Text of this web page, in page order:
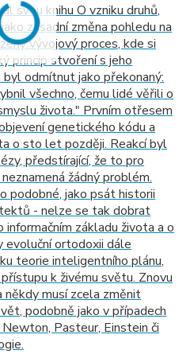
svou knihu O vzniku druhů,
zásadní změna pohledu na
vývojový proces, kde si
princip stvoření s jeho
odmítnut jako překonaný:
všechno, čemu lidé věřili o
života." Prvním otřesem
genetického kódu a
o sto let později. Reakcí byl
předstírající, že to pro
žádný problém.
podobné, jako psát historii
- nelze se tak dobrat
informačním základu života a o
ortodoxii dále
teorie inteligentního plánu,
k živému světu. Znovu
někdy musí zcela změnit
podobně jako v případech
Pasteur, Einstein či